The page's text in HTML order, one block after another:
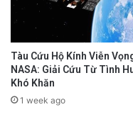
Tàu Cứu Hộ Kính Viễn
NASA: Giải Cứu Từ Tình
Khó Khăn
1 week ago